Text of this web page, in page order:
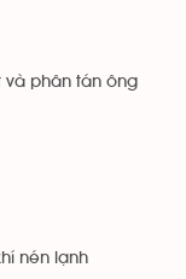
và phân tán ông
nén lạnh